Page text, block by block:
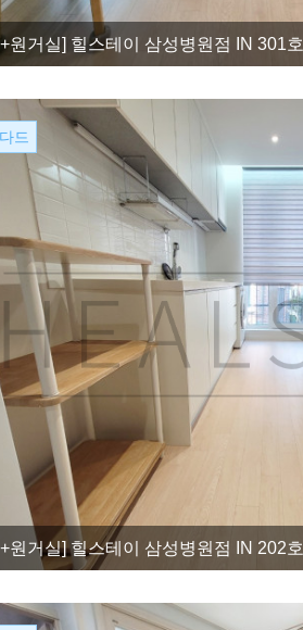
원거실] 힐스테이 삼성병원점 IN 301호
드
원거실] 힐스테이 삼성병원점 IN 202호